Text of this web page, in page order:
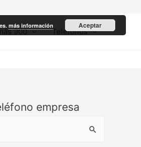
900 Teléfonos
empresa
más información Aceptar